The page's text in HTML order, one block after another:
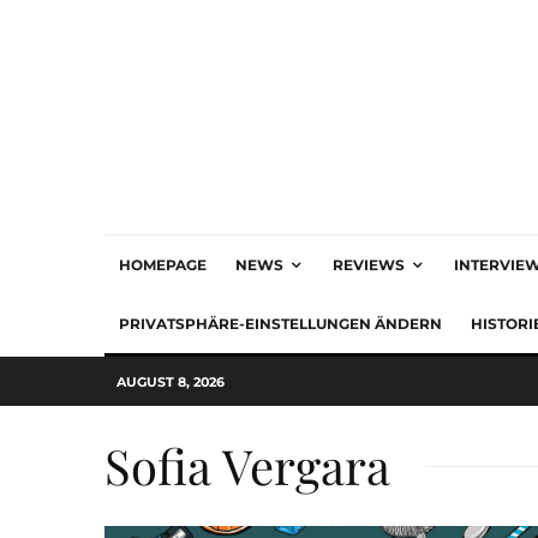
HOMEPAGE NEWS REVIEWS
PRIVATSPHÄRE-EINSTELLUNGEN ÄNDERN
AUGUST 8, 2026
Sofia Vergara